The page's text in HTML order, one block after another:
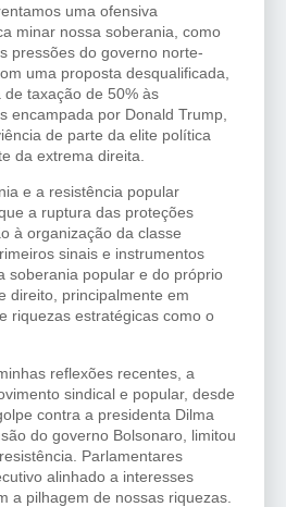
uma ofensiva
minar nossa soberania, como
pressões do governo norte-
uma proposta desqualificada,
taxação de 50% às
encampada por Donald Trump,
de parte da elite política
da extrema direita.
e a resistência popular
a ruptura das proteções
à organização da classe
sinais e instrumentos
soberania popular e do próprio
direito, principalmente em
riquezas estratégicas como o
reflexões recentes, a
sindical e popular, desde
contra a presidenta Dilma
do governo Bolsonaro, limitou
Parlamentares
alinhado a interesses
a pilhagem de nossas riquezas.